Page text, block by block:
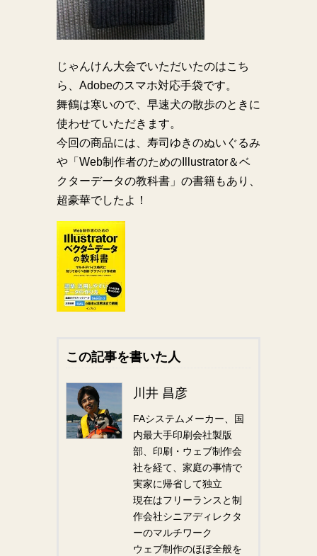
じゃんけん大会でいただいたのはこち
ら、Adobeのスマホ対応手袋です。
舞鶴は寒いので、早速犬の散歩のときに
使わせていただきます。
今回の商品には、寿司ゆきのぬいぐるみ
や「Web制作者のためのIllustrator＆ベ
クターデータの教科書」の書籍もあり、
超豪華でしたよ！
この記事を書いた人
川井 昌彦
FAシステムメーカー、国
内最大手印刷会社製版
部、印刷・ウェブ制作会
社を経て、家庭の事情で
実家に帰省して独立
現在はフリーランスと制
作会社シニアディレクタ
ーのマルチワーク
ウェブ制作のほぼ全般を